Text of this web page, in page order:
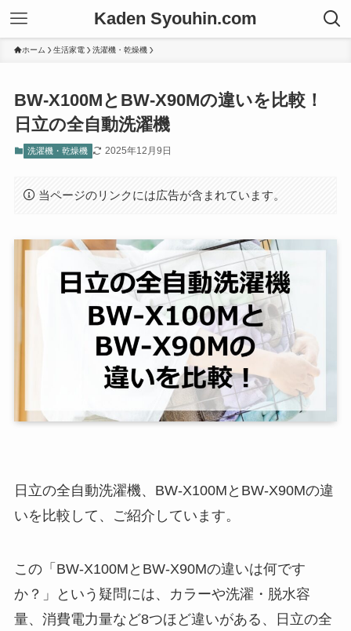
Kaden Syouhin.com
ホーム 生活家電 洗濯機・乾燥機
BW-X100MとBW-X90Mの違いを比較！
日立の全自動洗濯機
洗濯機・乾燥機 2025年12月9日
当ページのリンクには広告が含まれています。
日立の全自動洗濯機、BW-X100MとBW-X90Mの違
いを比較して、ご紹介しています。
この「BW-X100MとBW-X90Mの違いは何です
か？」という疑問には、カラーや洗濯・脱水容
量、消費電力量など8つほど違いがある、日立の全